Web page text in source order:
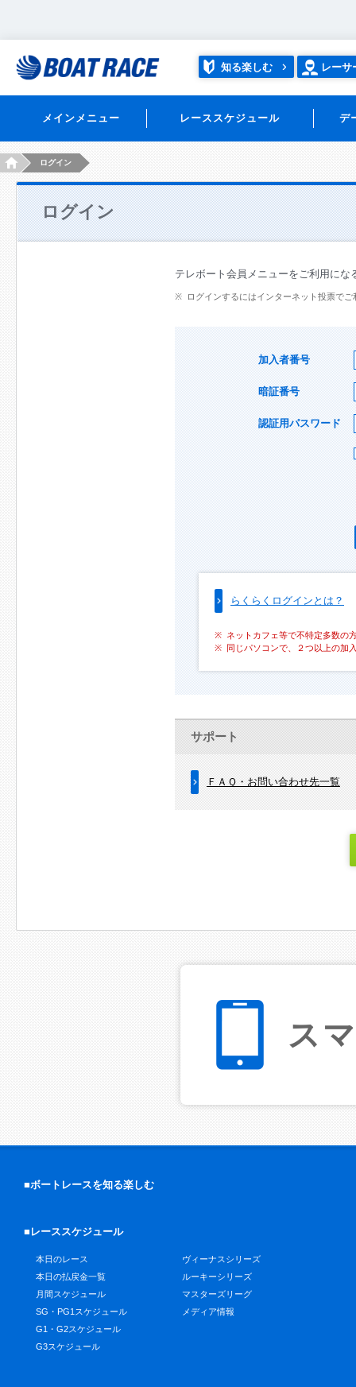
知る楽しむ レーサ
メインメニュー レーススケジュール デ
HOMEログイン
ログイン
テレボート会員メニューをご利用にな
ログインするにはインターネット投票で
加入者番号
暗証番号
認証用パスワード
らくらくログインとは？
ネットカフェ等で不特定多数の
同じパソコンで、２つ以上の加
サポート
ＦＡＱ・お問い合わせ先一覧
ス
■ボートレースを知る楽しむ
■レーススケジュール
本日のレース
本日の払戻金一覧
月間スケジュール
SG・PG1スケジュール
G1・G2スケジュール
G3スケジュール
ヴィーナスシリーズ
ルーキーシリーズ
マスターズリーグ
メディア情報